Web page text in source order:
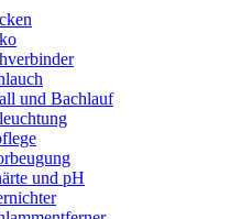
und Bachlauf
und pH